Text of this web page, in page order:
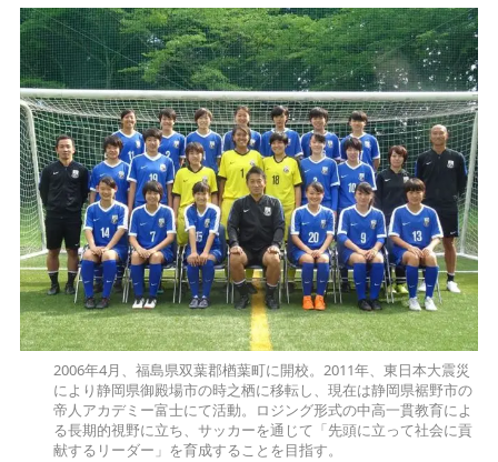
2006年4月、福島県双葉郡楢葉町に開校。2011年、東日本大震災
により静岡県御殿場市の時之栖に移転し、現在は静岡県裾野市の
帝人アカデミー富士にて活動。ロジング形式の中高一貫教育によ
る長期的視野に立ち、サッカーを通じて「先頭に立って社会に貢
献するリーダー」を育成することを目指す。